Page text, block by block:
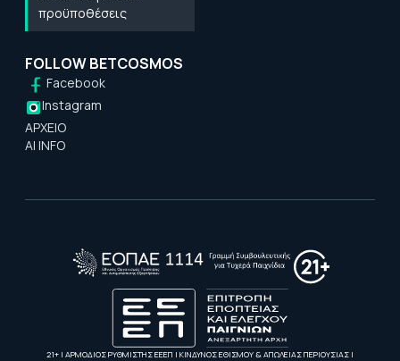
προϋποθέσεις
FOLLOW BETCOSMOS
Facebook
Instagram
ΑΡΧΕΙΟ
AI INFO
21+ | ΑΡΜΟΔΙΟΣ ΡΥΘΜΙΣΤΗΣ ΕΕΕΠ | ΚΙΝΔΥΝΟΣ ΕΘΙΣΜΟΥ & ΑΠΩΛΕΙΑΣ ΠΕΡΙΟΥΣΙΑΣ |